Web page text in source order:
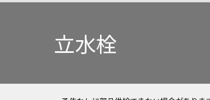
立水栓